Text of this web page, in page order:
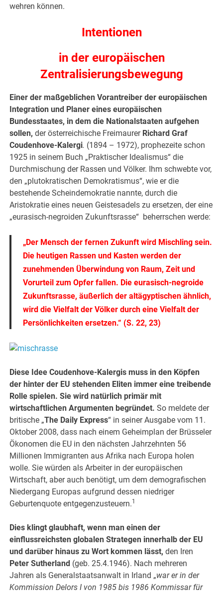
wehren können.
Intentionen
in der europäischen
Zentralisierungsbewegung
Einer der maßgeblichen Vorantreiber der europäischen
Integration und Planer eines europäischen
Bundesstaates, in dem die Nationalstaaten aufgehen
sollen, der österreichische Freimaurer Richard Graf
Coudenhove-Kalergi. (1894 – 1972), prophezeite schon
1925 in seinem Buch „Praktischer Idealismus“ die
Durchmischung der Rassen und Völker. Ihm schwebte vor,
den „plutokratischen Demokratismus“, wie er die
bestehende Scheindemokratie nannte, durch die
Aristokratie eines neuen Geistesadels zu ersetzen, der eine
„eurasisch-negroiden Zukunftsrasse“ beherrschen werde:
„Der Mensch der fernen Zukunft wird Mischling sein.
Die heutigen Rassen und Kasten werden der
zunehmenden Überwindung von Raum, Zeit und
Vorurteil zum Opfer fallen. Die eurasisch-negroide
Zukunftsrasse, äußerlich der altägyptischen ähnlich,
wird die Vielfalt der Völker durch eine Vielfalt der
Persönlichkeiten ersetzen.“ (S. 22, 23)
Diese Idee Coudenhove-Kalergis muss in den Köpfen
der hinter der EU stehenden Eliten immer eine treibende
Rolle spielen. Sie wird natürlich primär mit
wirtschaftlichen Argumenten begründet. So meldete der
britische „The Daily Express“ in seiner Ausgabe vom 11.
Oktober 2008, dass nach einem Geheimplan der Brüsseler
Ökonomen die EU in den nächsten Jahrzehnten 56
Millionen Immigranten aus Afrika nach Europa holen
wolle. Sie würden als Arbeiter in der europäischen
Wirtschaft, aber auch benötigt, um dem demografischen
Niedergang Europas aufgrund dessen niedriger
Geburtenquote entgegenzusteuern.1
Dies klingt glaubhaft, wenn man einen der
einflussreichsten globalen Strategen innerhalb der EU
und darüber hinaus zu Wort kommen lässt, den Iren
Peter Sutherland (geb. 25.4.1946). Nach mehreren
Jahren als Generalstaatsanwalt in Irland „war er in der
Kommission Delors I von 1985 bis 1986 Kommissar für